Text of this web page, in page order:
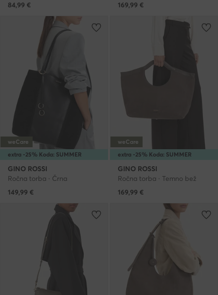
84,99 €
169,99 €
extra -25% Koda: SUMMER
weCare
GINO ROSSI
Ročna torba · Črna
149,99 €
extra -25% Koda: SUMMER
weCare
GINO ROSSI
Ročna torba · Temno bež
169,99 €